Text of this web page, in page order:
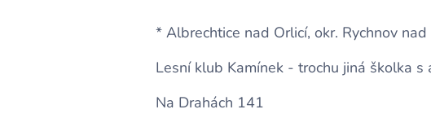
* Albrechtice nad Orlicí, okr. Rychnov nad
Lesní klub Kamínek - trochu jiná školka s
Na Drahách 141